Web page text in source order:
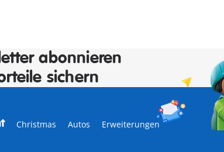
abonnieren
sichern
Christmas Autos Erweiterungen